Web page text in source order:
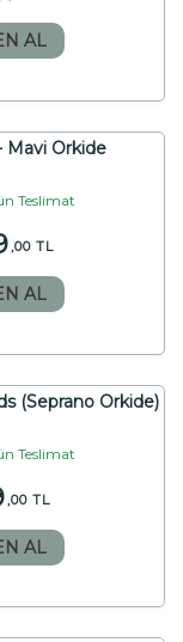
AL
Mavi Orkide
Teslimat
,00 TL
AL
(Seprano Orkide)
Teslimat
,00 TL
AL